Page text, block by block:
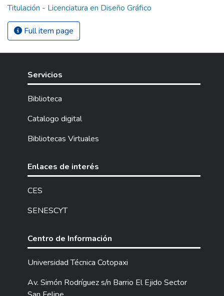
Titulación - Licenciatura en Diseño Gráfico
Full item page
Servicios
Biblioteca
Catalogo digital
Bibliotecas Virtuales
Enlaces de interés
CES
SENESCYT
Centro de Información
Universidad Técnica Cotopaxi
Av. Simón Rodríguez s/n Barrio El Ejido Sector